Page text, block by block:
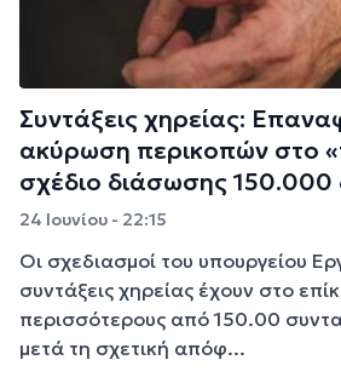
Συντάξεις χηρείας:
ακύρωση περικοπών στο
σχέδιο διάσωσης 150.000
24 Ιουνίου - 22:15
Οι σχεδιασμοί του υπουργείου
συντάξεις χηρείας έχουν στο
περισσότερους από 150.00
μετά τη σχετική απόφ...